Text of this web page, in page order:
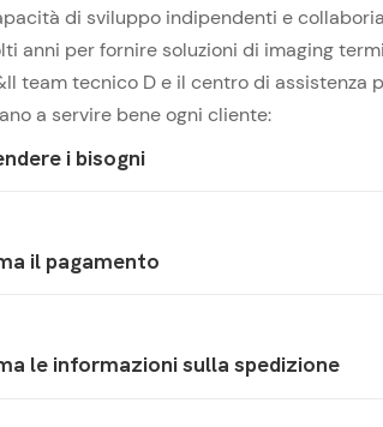
di sviluppo indipendenti e
anni per fornire soluzioni di imaging
team tecnico D e il centro di assistenza
a servire bene ogni cliente:
i bisogni
il pagamento
le informazioni sulla spedizione